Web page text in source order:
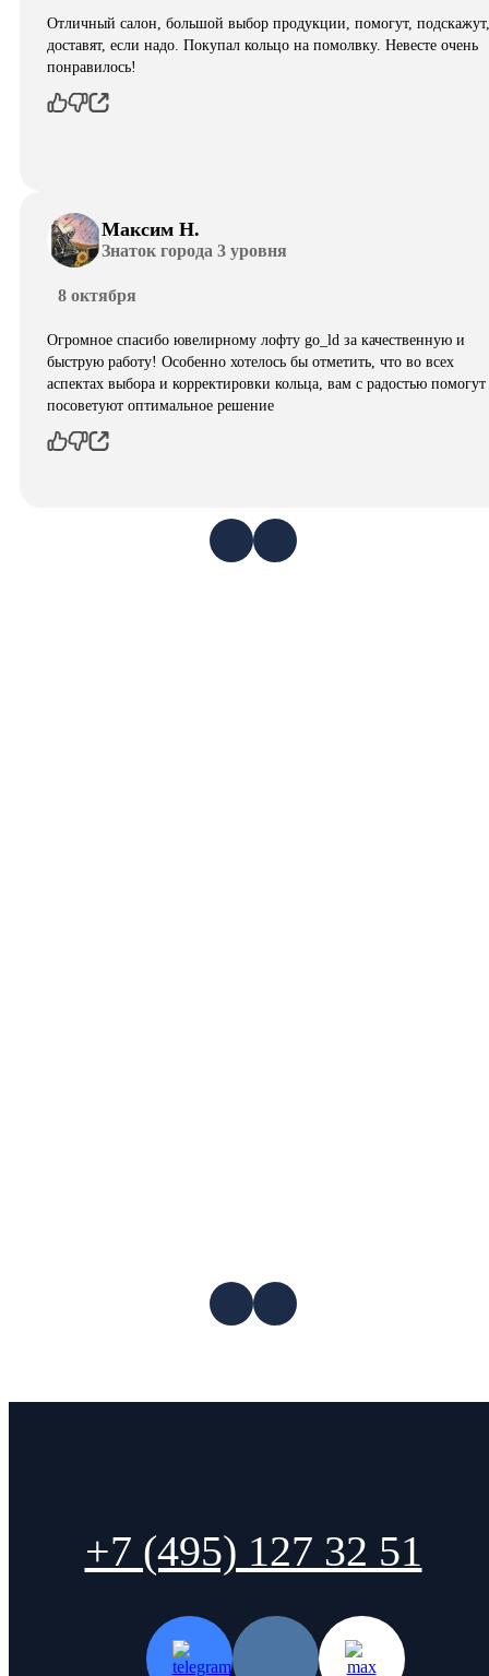
Отличный салон, большой выбор продукции, помогут, подскажут,
доставят, если надо. Покупал кольцо на помолвку. Невесте очень
понравилось!
Максим Н.
Знаток города 3 уровня
8 октября
Огромное спасибо ювелирному лофту go_ld за качественную и
быструю работу! Особенно хотелось бы отметить, что во всех
аспектах выбора и корректировки кольца, вам с радостью
посоветуют оптимальное решение
+7 (495) 127 32 51